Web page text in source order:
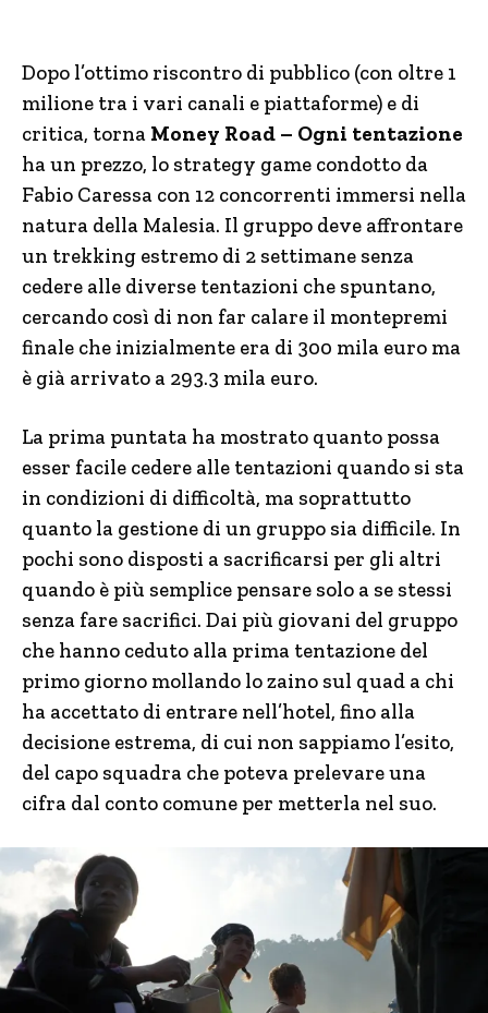
Dopo l’ottimo riscontro di pubblico (con oltre 1
milione tra i vari canali e piattaforme) e di
critica, torna Money Road – Ogni tentazione
ha un prezzo, lo strategy game condotto da
Fabio Caressa con 12 concorrenti immersi nella
natura della Malesia. Il gruppo deve affrontare
un trekking estremo di 2 settimane senza
cedere alle diverse tentazioni che spuntano,
cercando così di non far calare il montepremi
finale che inizialmente era di 300 mila euro ma
è già arrivato a 293.3 mila euro.
La prima puntata ha mostrato quanto possa
esser facile cedere alle tentazioni quando si sta
in condizioni di difficoltà, ma soprattutto
quanto la gestione di un gruppo sia difficile. In
pochi sono disposti a sacrificarsi per gli altri
quando è più semplice pensare solo a se stessi
senza fare sacrifici. Dai più giovani del gruppo
che hanno ceduto alla prima tentazione del
primo giorno mollando lo zaino sul quad a chi
ha accettato di entrare nell’hotel, fino alla
decisione estrema, di cui non sappiamo l’esito,
del capo squadra che poteva prelevare una
cifra dal conto comune per metterla nel suo.